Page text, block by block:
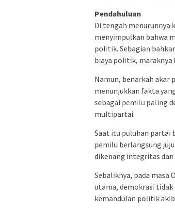
Pendahuluan
Di tengah menurunnya
menyimpulkan bahwa
politik. Sebagian
biaya politik, maraknya
Namun, benarkah akar
menunjukkan fakta
sebagai pemilu paling
multipartai.
Saat itu puluhan partai
pemilu berlangsung
dikenang integritas dan
Sebaliknya, pada
utama, demokrasi
kemandulan politik